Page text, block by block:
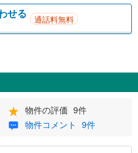
せる 通話料無料
物件の評価 9件
物件コメント 9件